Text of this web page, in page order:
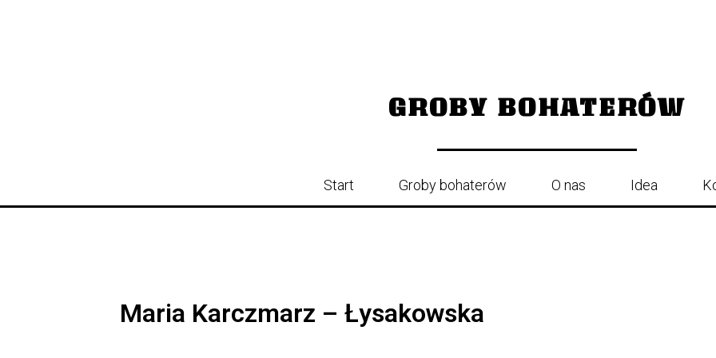
GROBY BOHATERÓW
Start Groby bohaterów O nas Idea
Maria Karczmarz – Łysakowska